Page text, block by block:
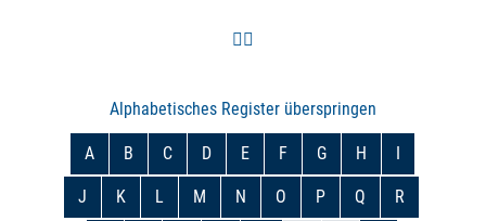
Alphabetisches Register überspringen
A B C D E F G H I
J K L M N O P Q R